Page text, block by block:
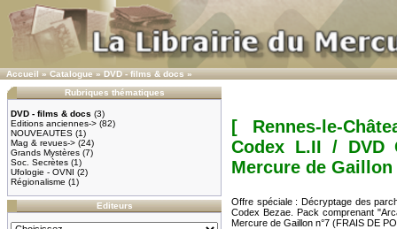
Accueil»Catalogue»DVD - films & docs»
Rubriques thématiques
DVD - films & docs (3)
Editions anciennes-> (82)
NOUVEAUTES (1)
Mag & revues-> (24)
Grands Mystères (7)
Soc. Secrètes (1)
Ufologie - OVNI (2)
Régionalisme (1)
Editeurs
[ Rennes-le-
Codex L.II / DVD
Mercure de Gaillon
Offre spéciale : Décryptage des
Codex Bezae. Pack comprenant
Mercure de Gaillon n°7 (FRAIS DE